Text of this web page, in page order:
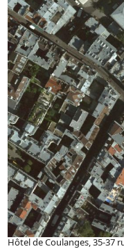
Hôtel de Coulanges, 35-37